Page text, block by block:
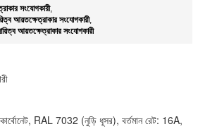
সংযোগকারী,
আয়তক্ষেত্রাকার সংযোগকারী,
আয়তক্ষেত্রাকার সংযোগকারী
RAL 7032 (নুড়ি ধূসর), বর্তমান রেট: 16A,